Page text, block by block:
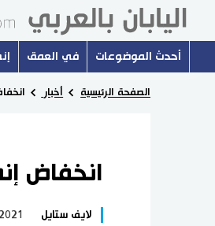
أحدث الموضوعات في العمق
الصفحة الرئيسية أخبار
انخفاض
لايف ستايل